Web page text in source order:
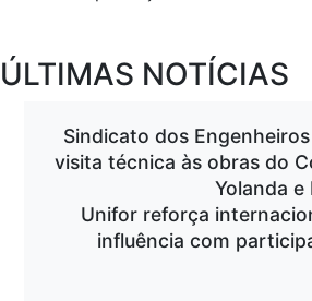
ÚLTIMAS NOTÍCIAS
Sindicato dos
visita técnica às obras do
Yolanda e
Unifor reforça
influência com